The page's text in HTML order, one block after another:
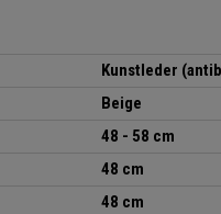
Kunstleder
Beige
48 - 58 cm
48 cm
48 cm